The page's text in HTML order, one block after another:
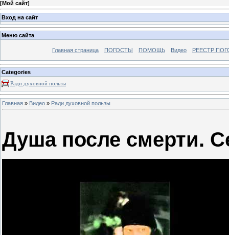
[Мой сайт]
Вход на сайт
Меню сайта
Главная страница ПОГОСТЫ ПОМОЩЬ Видео РЕЕСТР
Categories
Ради духовной пользы
Главная » Видео » Ради духовной пользы
Душа после смерти.